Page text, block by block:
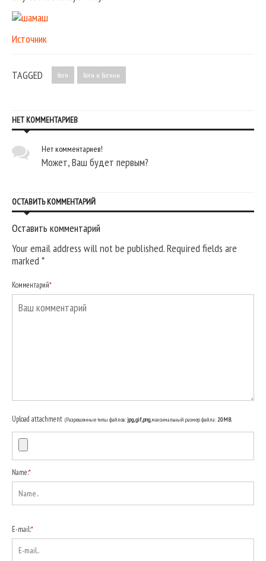
Источник
TAGGED боги Боги и Богини
НЕТ КОММЕНТАРИЕВ
Нет комментариев!
Может, Ваш будет первым?
ОСТАВИТЬ КОММЕНТАРИЙ
Оставить комментарий
Your email address will not be published. Required fields are
marked*
Комментарий*
Upload attachment (Разрешенные типы файлов:jpg, gif, png, максимальный размер файла:20MB.
Name:*
E-mail:*